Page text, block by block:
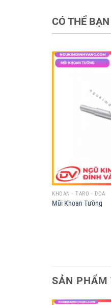
CÓ THỂ
KHOAN - TARO - DOA
Mũi Khoan Tường
SẢN PHẨM